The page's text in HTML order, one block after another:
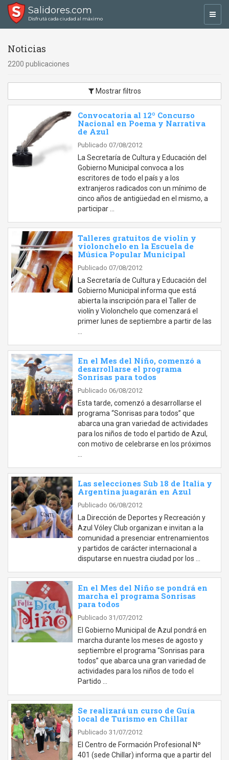
Salidores.com
Disfrutá cada ciudad al máximo
Noticias
2200 publicaciones
Mostrar filtros
Convocatoria al 12º Concurso
Nacional en Poema y Narrativa
de Azul
Publicado 07/08/2012
La Secretaría de Cultura y Educación del
Gobierno Municipal convoca a los
escritores de todo el país y a los
extranjeros radicados con un mínimo de
cinco años de antigüedad en el mismo, a
participar …
Talleres gratuitos de violín y
violonchelo en la Escuela de
Música Popular Municipal
Publicado 07/08/2012
La Secretaría de Cultura y Educación del
Gobierno Municipal informa que está
abierta la inscripción para el Taller de
violín y Violonchelo que comenzará el
primer lunes de septiembre a partir de las
En el Mes del Niño, comenzó a
desarrollarse el programa
Sonrisas para todos
Publicado 06/08/2012
Esta tarde, comenzó a desarrollarse el
programa “Sonrisas para todos” que
abarca una gran variedad de actividades
para los niños de todo el partido de Azul,
con motivo de celebrarse en los próximos
Las selecciones Sub 18 de Italia y
Argentina juagarán en Azul
Publicado 06/08/2012
La Dirección de Deportes y Recreación y
Azul Vóley Club organizan e invitan a la
comunidad a presenciar entrenamientos
y partidos de carácter internacional a
disputarse en nuestra ciudad por los …
En el Mes del Niño se pondrá en
marcha el programa Sonrisas
para todos
Publicado 31/07/2012
El Gobierno Municipal de Azul pondrá en
marcha durante los meses de agosto y
septiembre el programa “Sonrisas para
todos” que abarca una gran variedad de
actividades para los niños de todo el
Partido …
Se realizará un curso de Guía
local de Turismo en Chillar
Publicado 31/07/2012
El Centro de Formación Profesional Nº
401 (sede Chillar) informa que a partir del